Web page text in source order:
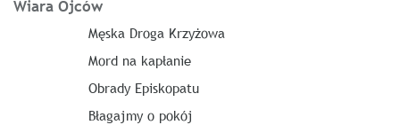
Wiara Ojców
Męska Droga Krzyżowa
Mord na kapłanie
Obrady Episkopatu
Błagajmy o pokój